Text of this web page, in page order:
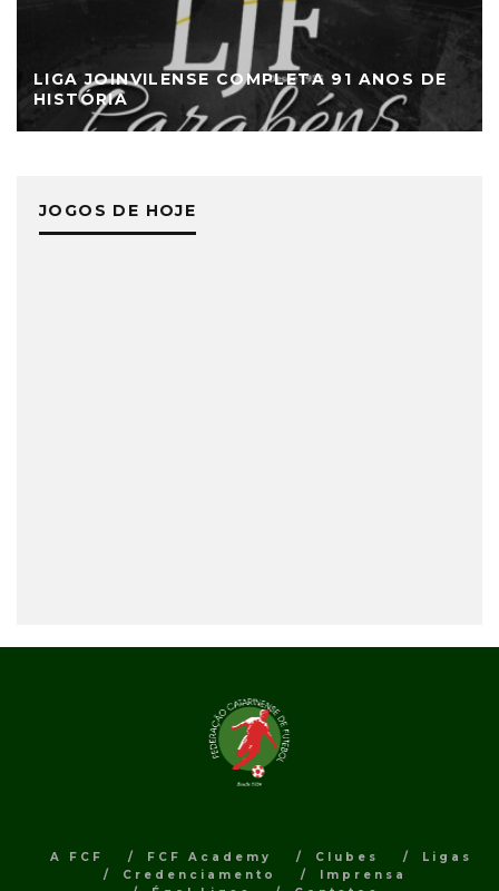
LIGA JOINVILENSE COMPLETA 91 ANOS DE
HISTÓRIA
JOGOS DE HOJE
A FCF FCF Academy Clubes
Ligas
Credenciamento
Imprensa